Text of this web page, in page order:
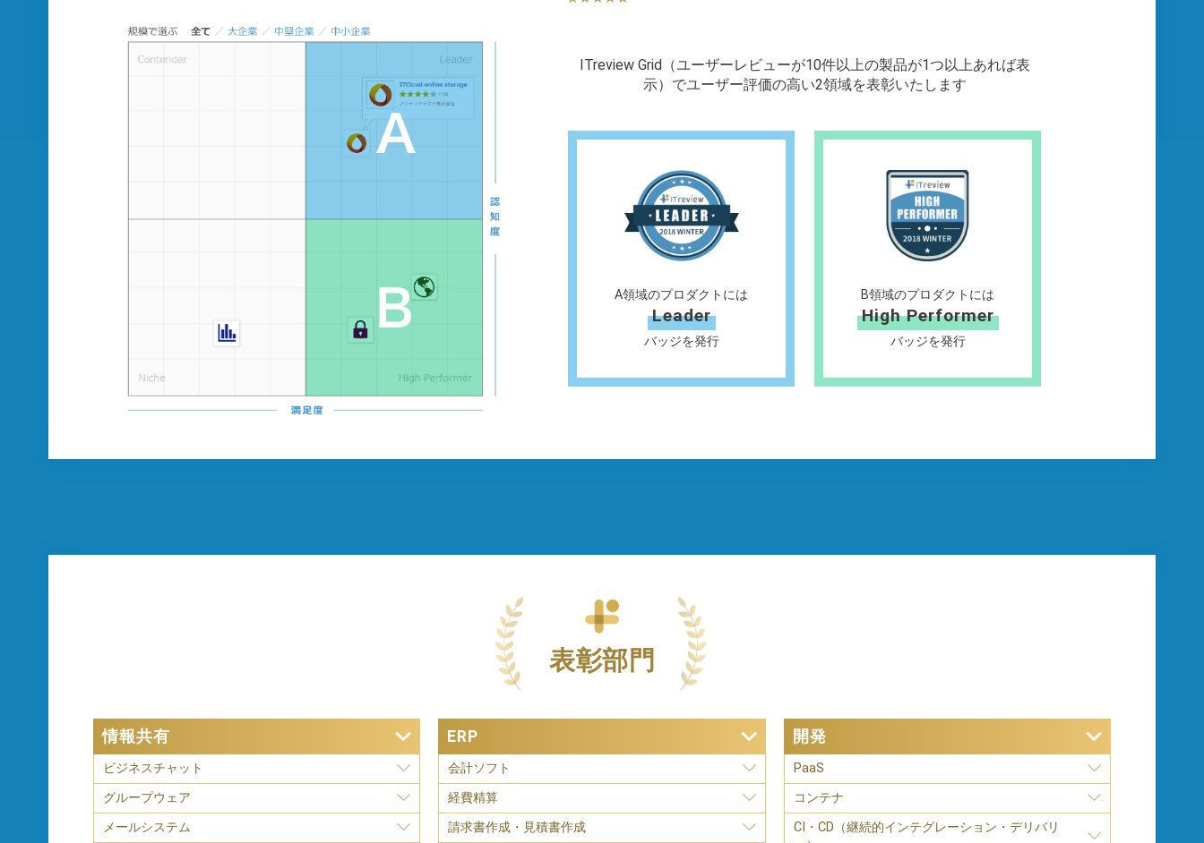
ITreview Grid（ユーザーレビューが10件以上の製品が1つ以上あれば表
示）でユーザー評価の高い2領域を表彰いたします
A領域のプロダクトには
Leader
バッジを発行
B領域のプロダクトには
High Performer
バッジを発行
表彰部門
情報共有
ビジネスチャット
グループウェア
メールシステム
ERP
会計ソフト
経費精算
請求書作成・見積書作成
開発
PaaS
コンテナ
CI・CD（継続的インテグレーション・デリバリ